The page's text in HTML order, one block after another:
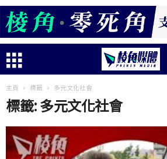
主頁 標籤 多元文化社會
標籤: 多元文化社會